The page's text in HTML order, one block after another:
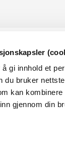
gi innhold et
du bruker
kan
gjennom din
OM RME
Dette er RME
Ledige